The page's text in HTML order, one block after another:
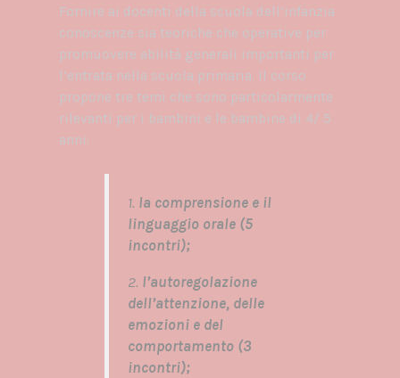
Fornire ai docenti della scuola dell’infanzia
conoscenze sia teoriche che operative per
promuovere abilità generali importanti per
l’entrata nella scuola primaria. Il corso
propone tre temi che sono particolarmente
rilevanti per i bambini e le bambine di 4/ 5
anni:
1. la comprensione e il
linguaggio orale (5
incontri);
2. l’autoregolazione
dell’attenzione, delle
emozioni e del
comportamento (3
incontri);